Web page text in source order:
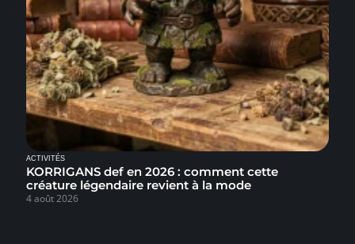
ACTIVITÉS
KORRIGANS def en 2026 : comment cette
créature légendaire revient à la mode
4 août 2026